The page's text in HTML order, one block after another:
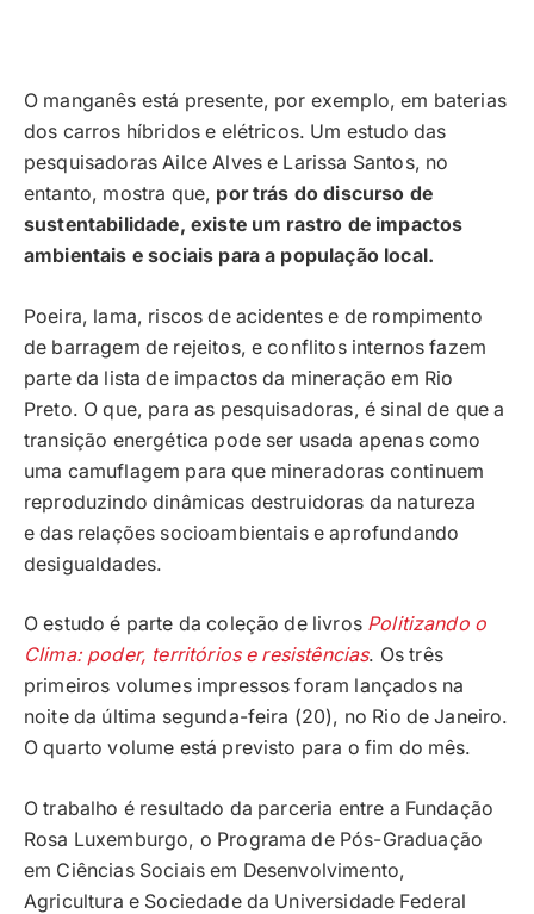
O manganês está presente, por exemplo, em baterias
dos carros híbridos e elétricos. Um estudo das
pesquisadoras Ailce Alves e Larissa Santos, no
entanto, mostra que, por trás do discurso de
sustentabilidade, existe um rastro de impactos
ambientais e sociais para a população local.
Poeira, lama, riscos de acidentes e de rompimento
de barragem de rejeitos, e conflitos internos fazem
parte da lista de impactos da mineração em Rio
Preto. O que, para as pesquisadoras, é sinal de que a
transição energética pode ser usada apenas como
uma camuflagem para que mineradoras continuem
reproduzindo dinâmicas destruidoras da natureza
e das relações socioambientais e aprofundando
desigualdades.
O estudo é parte da coleção de livros Politizando o
Clima: poder, territórios e resistências. Os três
primeiros volumes impressos foram lançados na
noite da última segunda-feira (20), no Rio de Janeiro.
O quarto volume está previsto para o fim do mês.
O trabalho é resultado da parceria entre a Fundação
Rosa Luxemburgo, o Programa de Pós-Graduação
em Ciências Sociais em Desenvolvimento,
Agricultura e Sociedade da Universidade Federal